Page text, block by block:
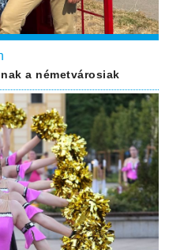
a németvárosiak